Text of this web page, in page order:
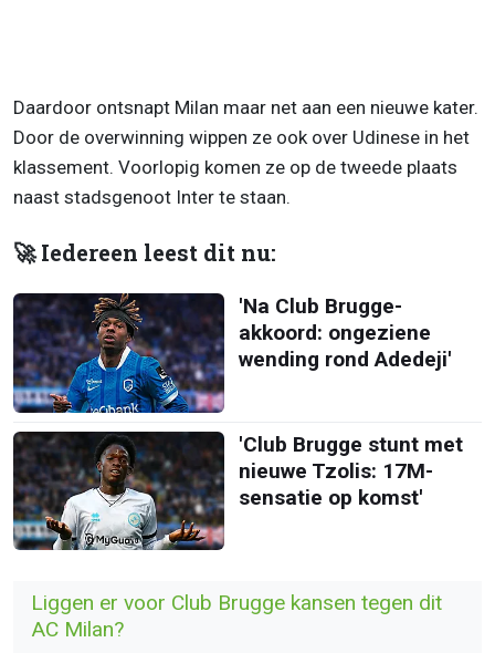
Daardoor ontsnapt Milan maar net aan een nieuwe kater.
Door de overwinning wippen ze ook over Udinese in het
klassement. Voorlopig komen ze op de tweede plaats
naast stadsgenoot Inter te staan.
🚀 Iedereen leest dit nu:
'Na Club Brugge-
akkoord: ongeziene
wending rond Adedeji'
'Club Brugge stunt met
nieuwe Tzolis: 17M-
sensatie op komst'
Liggen er voor Club Brugge kansen tegen dit
AC Milan?